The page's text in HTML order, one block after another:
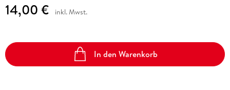
14,00 € inkl. Mwst.
In den Warenkorb